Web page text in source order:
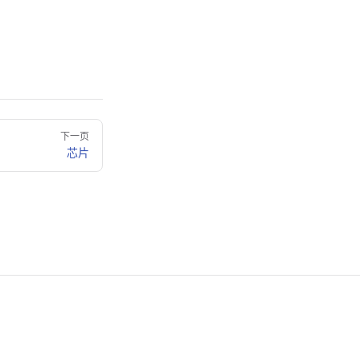
下一页
芯片